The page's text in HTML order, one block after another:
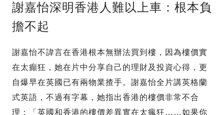
謝嘉怡深明香港人難以上車：根本負
擔不起
謝嘉怡不諱言在香港根本無辦法買到樓，因為樓價實
在太癲狂，她在片中分享自己的理財及投資心得，更
自爆早在英國已有兩物業揸手。謝嘉怡全片講英格蘭
式英語，不過有字幕，她指出香港的樓價非常不合
理：「英國和香港的樓價差異實在太瘋狂……如果你